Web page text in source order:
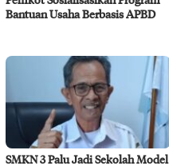
Bantuan Usaha Berbasis APBD
SMKN 3 Palu Jadi Sekolah Model